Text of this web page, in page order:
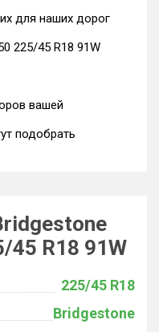
для наших дорог
225/45 R18 91W
вашей
подобрать
45 R18 91W
225/45 R18
Bridgestone